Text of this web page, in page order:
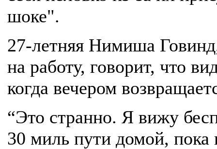
шоке".
27-летняя Нимиша
на работу, говорит, что
когда вечером
“Это странно. Я вижу
30 миль пути домой,